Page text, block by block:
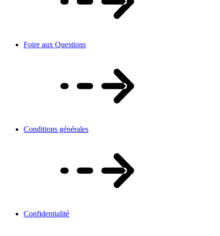
Foire aux Questions
Conditions générales
Confidentialité